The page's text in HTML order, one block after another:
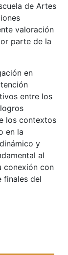
de Artes
valoración
parte de la
en
entre los
los contextos
en la
y
al
conexión con
finales del